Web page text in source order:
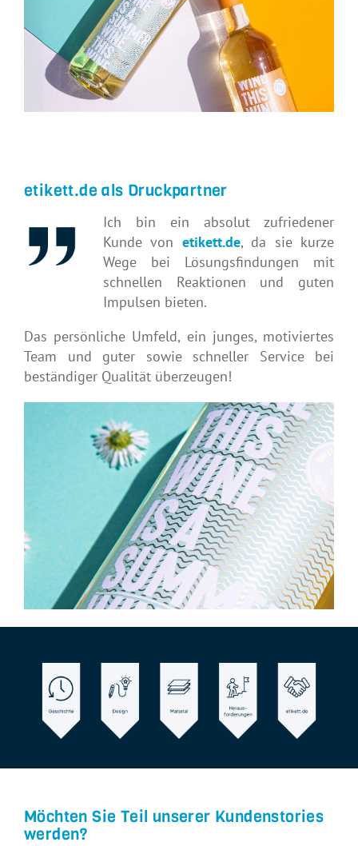
etikett.de als Druckpartner
Ich bin ein absolut zufriedener
Kunde von etikett.de, da sie kurze
Wege bei Lösungsfindungen mit
schnellen Reaktionen und guten
Impulsen bieten.
Das persönliche Umfeld, ein junges, motiviertes
Team und guter sowie schneller Service bei
beständiger Qualität überzeugen!
Möchten Sie Teil unserer Kundenstories
werden?